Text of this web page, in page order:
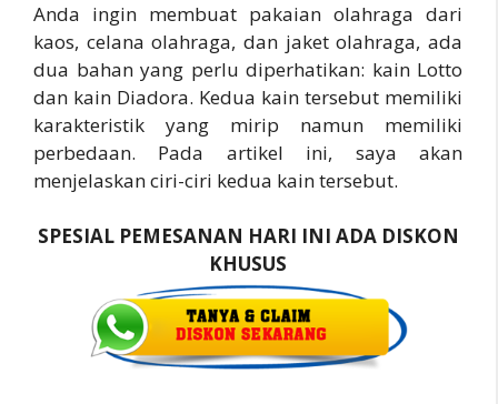
Anda ingin membuat pakaian olahraga dari
kaos, celana olahraga, dan jaket olahraga, ada
dua bahan yang perlu diperhatikan: kain Lotto
dan kain Diadora. Kedua kain tersebut memiliki
karakteristik yang mirip namun memiliki
perbedaan. Pada artikel ini, saya akan
menjelaskan ciri-ciri kedua kain tersebut.
SPESIAL PEMESANAN HARI INI ADA DISKON
KHUSUS